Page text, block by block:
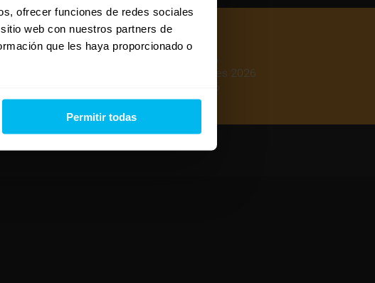
ofrecer funciones de redes sociales
web con nuestros partners de
que les haya proporcionado o
Permitir todas
Mejores colchones 2026
Mejores canapés abatibles 2026
Mejores almohadas 2026